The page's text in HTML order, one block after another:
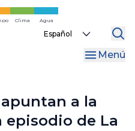
Clima Agua
Select
Menú
a la
de La